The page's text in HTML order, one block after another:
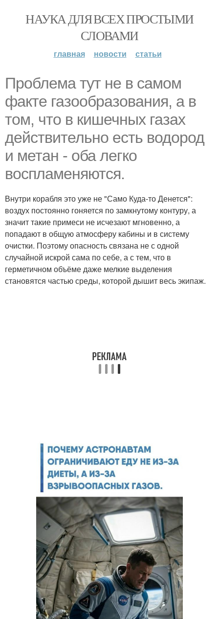
НАУКА ДЛЯ ВСЕХ ПРОСТЫМИ
СЛОВАМИ
главная новости статьи
Проблема тут не в самом
факте газообразования, а в
том, что в кишечных газах
действительно есть водород
и метан - оба легко
воспламеняются.
Внутри корабля это уже не "Само Куда-то Денется":
воздух постоянно гоняется по замкнутому контуру, а
значит такие примеси не исчезают мгновенно, а
попадают в общую атмосферу кабины и в систему
очистки. Поэтому опасность связана не с одной
случайной искрой сама по себе, а с тем, что в
герметичном объёме даже мелкие выделения
становятся частью среды, которой дышит весь экипаж.